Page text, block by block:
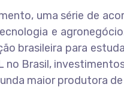
uma série de
e
brasileira para
no Brasil,
maior produtora